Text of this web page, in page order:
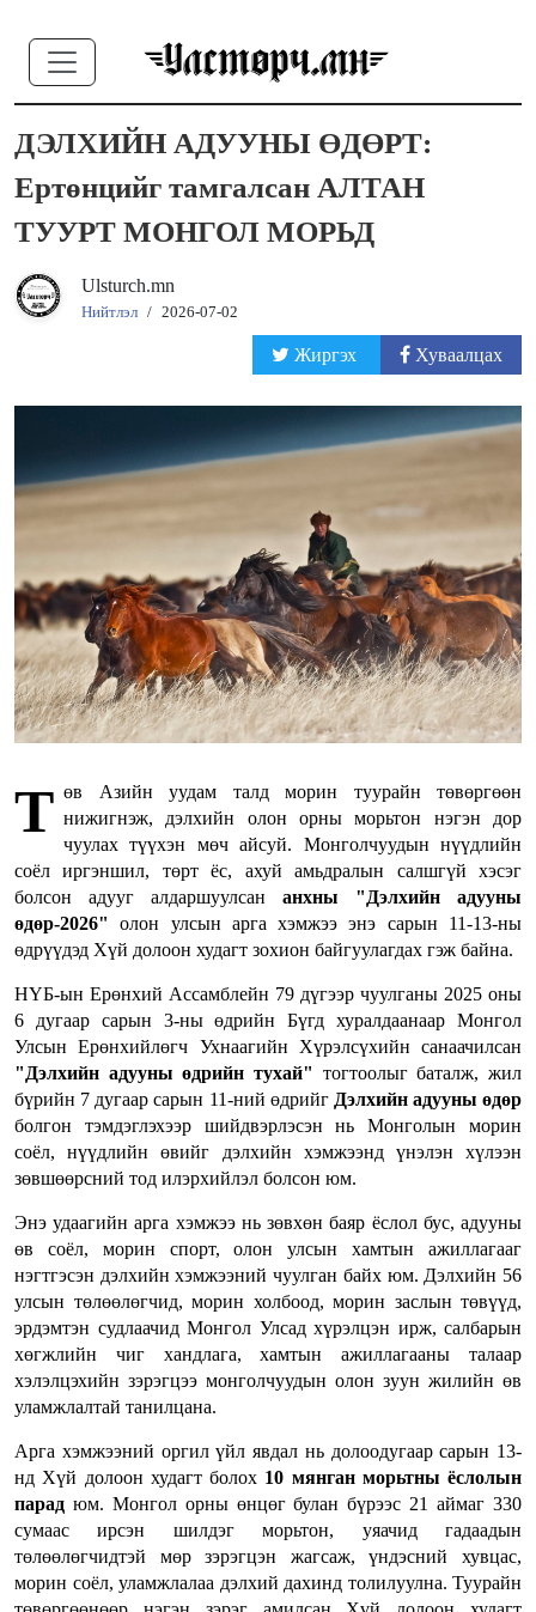
ДЭЛХИЙН АДУУНЫ ӨДӨРТ:
Ертөнцийг тамгалсан АЛТАН
ТУУРТ МОНГОЛ МОРЬД
Ulsturch.mn
Нийтлэл / 2026-07-02
Жиргэх Хуваалцах
Т өв Азийн уудам талд морин туурайн төвөргөөн
нижигнэж, дэлхийн олон орны морьтон нэгэн дор
чуулах түүхэн мөч айсуй. Монголчуудын нүүдлийн
соёл иргэншил, төрт ёс, ахуй амьдралын салшгүй хэсэг
болсон адууг алдаршуулсан анхны "Дэлхийн адууны
өдөр-2026"
олон улсын арга хэмжээ энэ сарын 11-13-ны
өдрүүдэд Хүй долоон худагт зохион байгуулагдах гэж байна.
НҮБ-ын Ерөнхий Ассамблейн 79 дүгээр чуулганы 2025 оны
6 дугаар сарын 3-ны өдрийн Бүгд хуралдаанаар Монгол
Улсын Ерөнхийлөгч Ухнаагийн Хүрэлсүхийн санаачилсан
"Дэлхийн адууны өдрийн тухай" тогтоолыг баталж, жил
бүрийн 7 дугаар сарын 11-ний өдрийг Дэлхийн адууны өдөр
болгон тэмдэглэхээр шийдвэрлэсэн нь Монголын морин
соёл, нүүдлийн өвийг дэлхийн хэмжээнд үнэлэн хүлээн
зөвшөөрсний тод илэрхийлэл болсон юм.
Энэ удаагийн арга хэмжээ нь зөвхөн баяр ёслол бус, адууны
өв соёл, морин спорт, олон улсын хамтын ажиллагааг
нэгтгэсэн дэлхийн хэмжээний чуулган байх юм. Дэлхийн 56
улсын төлөөлөгчид, морин холбоод, морин заслын төвүүд,
эрдэмтэн судлаачид Монгол Улсад хүрэлцэн ирж, салбарын
хөгжлийн чиг хандлага, хамтын ажиллагааны талаар
хэлэлцэхийн зэрэгцээ монголчуудын олон зуун жилийн өв
уламжлалтай танилцана.
Арга хэмжээний оргил үйл явдал нь долоодугаар сарын 13-
нд Хүй долоон худагт болох 10 мянган морьтны ёслолын
парад юм. Монгол орны өнцөг булан бүрээс 21 аймаг 330
сумаас ирсэн шилдэг морьтон, уяачид гадаадын
төлөөлөгчидтэй мөр зэрэгцэн жагсаж, үндэсний хувцас,
морин соёл, уламжлалаа дэлхий дахинд толилуулна. Туурайн